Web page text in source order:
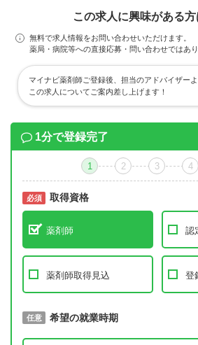
この求人に興味がある
無料で求人情報をお問い合わせいただけます。
薬局・病院等への直接応募・問い合わせではあ
マイナビ薬剤師ご登録後、担当のアドバイザーよ
この求人についてご案内差し上げます！
1分で登録完了
1 2 3 4
必須 取得資格
薬剤師 認
薬剤師取得見込 登
必須 取得予定年
任意 希望の就業時期